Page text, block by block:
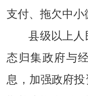
支付、拖欠中小
县级以上
态归集政府与
息，加强政府